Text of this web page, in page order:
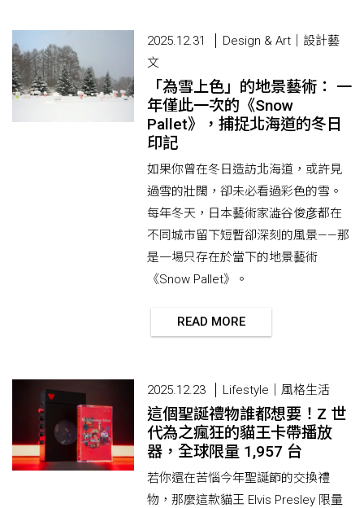
2025.12.31
Design & Art｜設計藝
文
「為雪上色」的地景藝術： 一
年僅此一次的《Snow
Pallet》，捕捉北海道的冬日
印記
如果你曾在冬日造訪北海道，或許見
過雪的壯闊，卻未必看過彩色的雪。
每年冬天，日本藝術家澁谷俊彦都在
不同城市留下短暫卻深刻的風景——那
是一場只存在於當下的地景藝術
《Snow Pallet》。
READ MORE
2025.12.23 Lifestyle｜風格生活
這個聖誕禮物誰都想要！Z 世
代為之瘋狂的貓王卡帶播放
器，全球限量 1,957 台
若你還在苦惱今年聖誕節的交換禮
物，那麼這款貓王 Elvis Presley 限量